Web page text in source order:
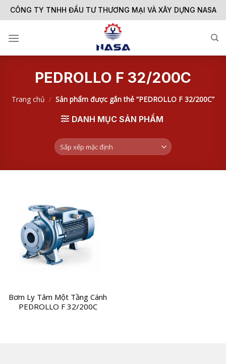
Skip
to
CÔNG TY TNHH ĐẦU TƯ THƯƠNG MẠI VÀ XÂY DỰNG NASA
PEDROLLO F 32/200C
Trang chủ / Sản phẩm được gắn thẻ “PEDROLLO F 32/200C”
DANH MỤC SẢN PHẨM
Bơm Ly Tâm Một Tầng Cánh
PEDROLLO F 32/200C